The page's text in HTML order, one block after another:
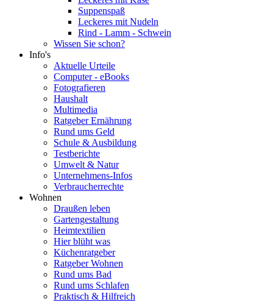
Suppenspaß
Leckeres mit Nudeln
Rind - Lamm - Schwein
Wissen Sie schon?
Info's
Aktuelle Urteile
Computer - eBooks
Fotografieren
Haushalt
Multimedia
Ratgeber Ernährung
Rund ums Geld
Schule & Ausbildung
Testberichte
Umwelt & Natur
Unternehmens-Infos
Verbraucherrechte
Wohnen
Draußen leben
Gartengestaltung
Heimtextilien
Hier blüht was
Küchenratgeber
Ratgeber Wohnen
Rund ums Bad
Rund ums Schlafen
Praktisch & Hilfreich